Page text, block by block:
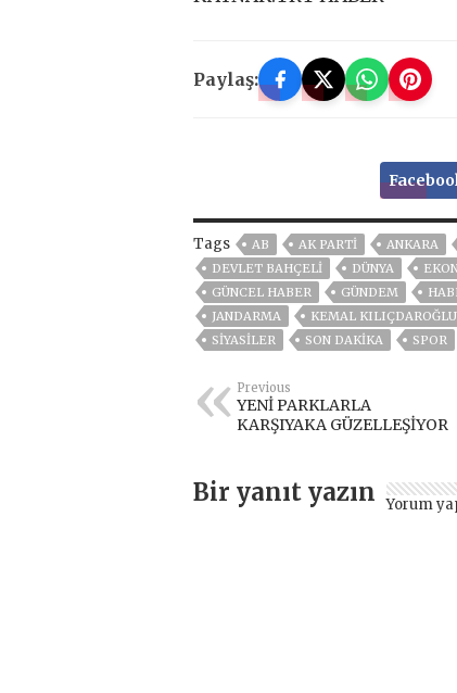
Paylaş:
Tags AB AK PARTİ ANKARA
DEVLET BAHÇELİ
DÜNYA
GÜNCEL HABER
GÜNDEM
JANDARMA
KEMAL KILIÇDAROĞLU
SİYASİLER
SON DAKIKA SPOR
Previous
YENİ PARKLARLA
KARŞIYAKA GÜZELLEŞİYOR
Bir yanıt yazın Yorum